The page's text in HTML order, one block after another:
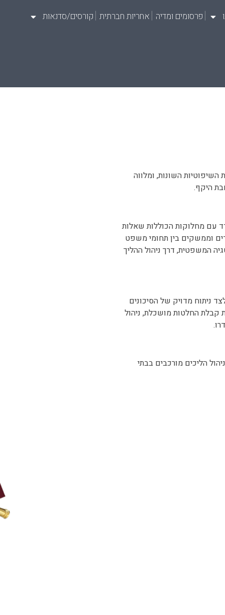
פרסומים ומדיה אחריות חברתית קורסים/סדנאות
השונות, ומלווה
היקף.
עם מחלוקות הכוללות שאלות
וממשקים בין תחומי משפט
המשפטית, דרך ניהול ההליך
ניתוח מדויק של הסיכונים
קבלת החלטות מושכלת, ניהול
הליכים מורכבים בבתי